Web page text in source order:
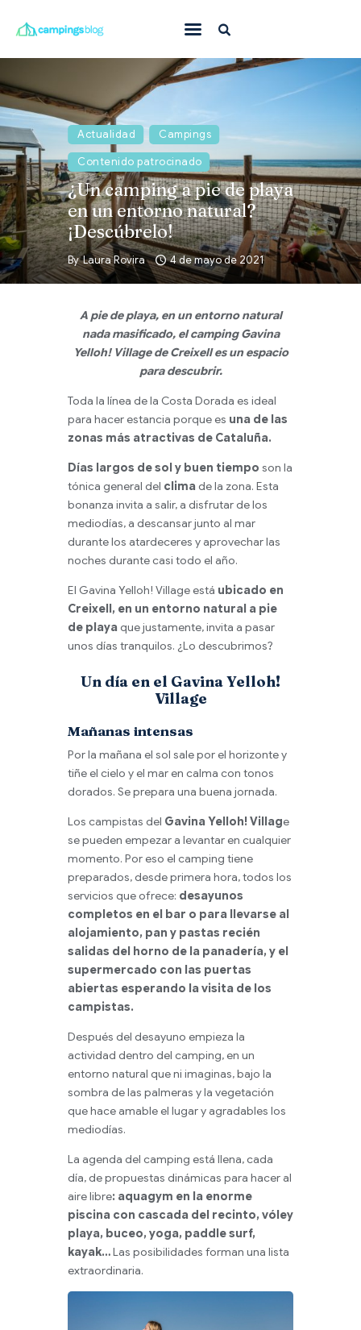
Con mascota
En familia
Donde ir
Qué hacer
Inspiración
Ofertas
Todas
Actualidad
Campings
Contenido patrocinado
¿Un camping a pie de playa
en un entorno natural?
¡Descúbrelo!
By Laura Rovira 4 de mayo de 2021
A pie de playa, en un entorno natural
nada masificado, el camping Gavina
Yelloh! Village de Creixell es un espacio
para descubrir.
Toda la línea de la Costa Dorada es ideal
para hacer estancia porque es una de las
zonas más atractivas de Cataluña.
Días largos de sol y buen tiempo son la
tónica general del clima de la zona. Esta
bonanza invita a salir, a disfrutar de los
mediodías, a descansar junto al mar
durante los atardeceres y aprovechar las
noches durante casi todo el año.
El Gavina Yelloh! Village está ubicado en
Creixell, en un entorno natural a pie
de playa que justamente, invita a pasar
unos días tranquilos. ¿Lo descubrimos?
Un día en el Gavina Yelloh!
Village
Mañanas intensas
Por la mañana el sol sale por el horizonte y
tiñe el cielo y el mar en calma con tonos
dorados. Se prepara una buena jornada.
Los campistas del Gavina Yelloh! Village
se pueden empezar a levantar en cualquier
momento. Por eso el camping tiene
preparados, desde primera hora, todos los
servicios que ofrece: desayunos
completos en el bar o para llevarse al
alojamiento, pan y pastas recién
salidas del horno de la panadería, y el
supermercado con las puertas
abiertas esperando la visita de los
campistas.
Después del desayuno empieza la
actividad dentro del camping, en un
entorno natural que ni imaginas, bajo la
sombra de las palmeras y la vegetación
que hace amable el lugar y agradables los
mediodías.
La agenda del camping está llena, cada
día, de propuestas dinámicas para hacer al
aire libre: aquagym en la enorme
piscina con cascada del recinto, vóley
playa, buceo, yoga, paddle surf,
kayak…Las posibilidades forman una lista
extraordinaria.